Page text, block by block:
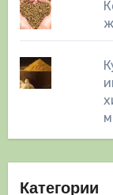
Категории